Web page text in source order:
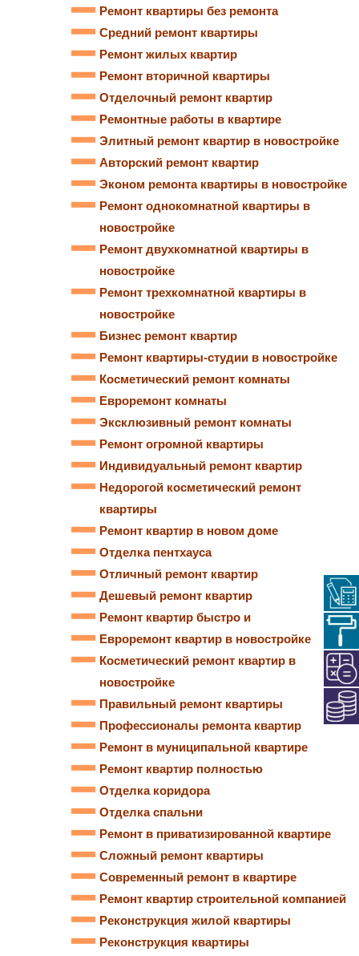
Ремонт квартиры без ремонта
Средний ремонт квартиры
Ремонт жилых квартир
Ремонт вторичной квартиры
Отделочный ремонт квартир
Ремонтные работы в квартире
Элитный ремонт квартир в новостройке
Авторский ремонт квартир
Эконом ремонта квартиры в новостройке
Ремонт однокомнатной квартиры в
новостройке
Ремонт двухкомнатной квартиры в
новостройке
Ремонт трехкомнатной квартиры в
новостройке
Бизнес ремонт квартир
Ремонт квартиры-студии в новостройке
Косметический ремонт комнаты
Евроремонт комнаты
Эксклюзивный ремонт комнаты
Ремонт огромной квартиры
Индивидуальный ремонт квартир
Недорогой косметический ремонт
квартиры
Ремонт квартир в новом доме
Отделка пентхауса
Отличный ремонт квартир
Дешевый ремонт квартир
Ремонт квартир быстро и
Евроремонт квартир в новостройке
Косметический ремонт квартир в
новостройке
Правильный ремонт квартиры
Профессионалы ремонта квартир
Ремонт в муниципальной квартире
Ремонт квартир полностью
Отделка коридора
Отделка спальни
Ремонт в приватизированной квартире
Сложный ремонт квартиры
Современный ремонт в квартире
Ремонт квартир строительной компанией
Реконструкция жилой квартиры
Реконструкция квартиры